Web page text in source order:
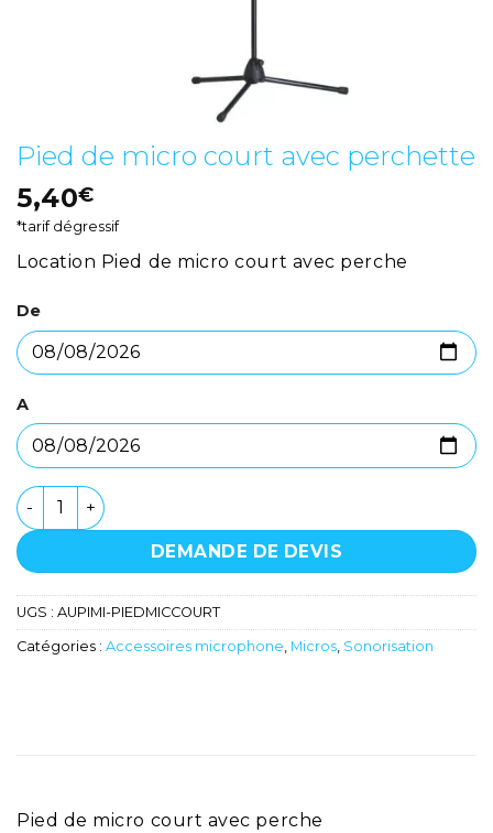
Pied de micro court avec perchette
5,40€
*tarif dégressif
Location Pied de micro court avec perche
De
A
quantité de Pied de micro court avec perchette
DEMANDE DE DEVIS
UGS : AUPIMI-PIEDMICCOURT
Catégories : Accessoires microphone, Micros, Sonorisation
Pied de micro court avec perche